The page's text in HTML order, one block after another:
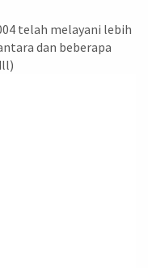
telah melayani lebih
dan beberapa